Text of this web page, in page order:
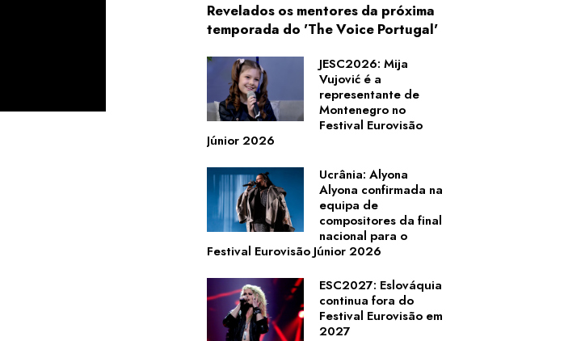
Revelados os mentores da próxima
temporada do 'The Voice Portugal'
JESC2026: Mija
Vujović é a
representante de
Montenegro no
Festival Eurovisão
Júnior 2026
Ucrânia: Alyona
Alyona confirmada na
equipa de
compositores da final
nacional para o
Festival Eurovisão Júnior 2026
ESC2027: Eslováquia
continua fora do
Festival Eurovisão em
2027